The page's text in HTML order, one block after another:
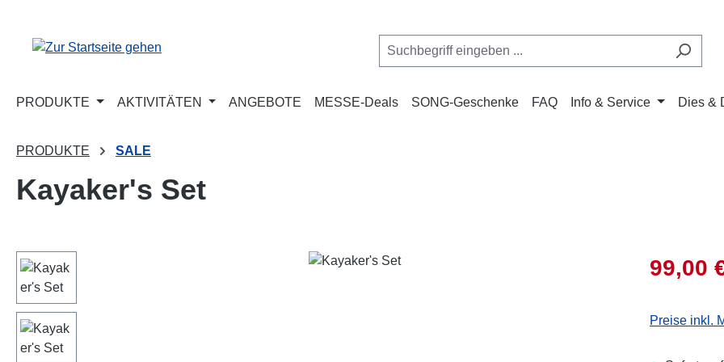
PRODUKTE AKTIVITÄTEN ANGEBOTE MESSE-Deals SONG-Geschenke FAQ Info & Service Dies &
PRODUKTE SALE
Kayaker's Set
Bildergalerie überspringen 99,00
Preise inkl.